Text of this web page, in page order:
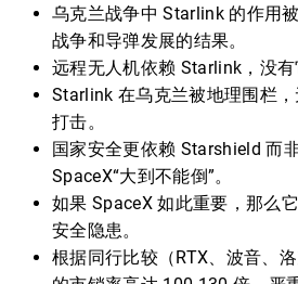
乌克兰战争中 Starlink 的作用
战争和导弹发展的结果。
远程无人机依赖 Starlink，没有
Starlink 在乌克兰被地理围栏
打击。
国家安全更依赖 Starshield 而
SpaceX“大到不能倒”。
如果 SpaceX 如此重要，那么
安全隐患。
根据同行比较（RTX、波音、